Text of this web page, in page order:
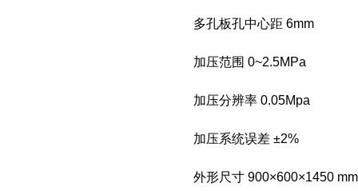
多孔板孔中心距 6mm
加压范围 0~2.5MPa
加压分辨率 0.05Mpa
加压系统误差 ±2%
外形尺寸 900×600×1450